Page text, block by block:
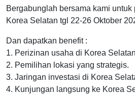
Bergabunglah bersama kami
Korea Selatan tgl 22-26 Oktober
Dan dapatkan benefit :
1. Perizinan usaha di Korea Selatan
2. Pemilihan lokasi yang strategis.
3. Jaringan investasi di Korea
4. Kunjungan langsung ke Korea